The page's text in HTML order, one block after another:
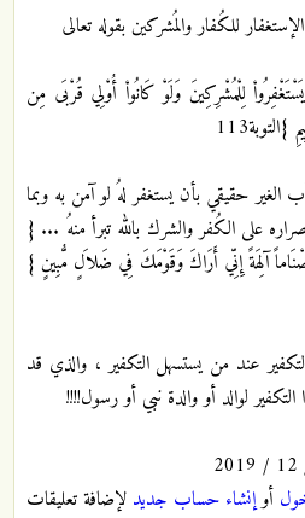
للكُفار والمُشركين بقوله تعالى
لِلْمُشْرِكِينَ وَلَوْ كَانُواْ أُوْلِي قُرْبَى مِن
الغير حقيقي بأن يستغفر لهُ لو آمن به وبما
على الكُفر والشرك بالله تبرأ منهُ ... {
آلِهَةً إِنِّي أَرَاكَ وَقَوْمَكَ فِي ضَلاَلٍ مُّبِينٍ }
عند من يستسهل التكفير ، والذي قد
لوالد أو والدة نبي أو رسول!!!!
أوإنشاء حساب جديد لإضافة تعليقات